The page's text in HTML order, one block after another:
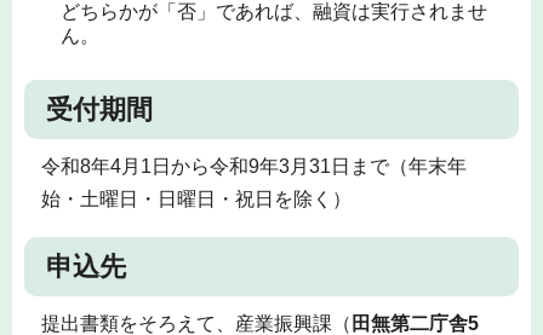
どちらかが「否」であれば、融資は実行されませ
ん。
受付期間
令和8年4月1日から令和9年3月31日まで（年末年
始・土曜日・日曜日・祝日を除く）
申込先
提出書類をそろえて、産業振興課（ 田無第二庁舎5